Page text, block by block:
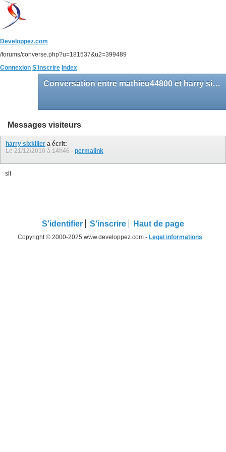
Developpez.com
/forums/converse.php?u=181537&u2=399489
Connexion S'inscrire Index
Conversation entre mathieu44800 et harry sixkiller
Messages visiteurs
harry sixkiller a écrit:
Le 21/12/2010 à 14h46 - permalink
slt
S'identifier S'inscrire Haut de page
Copyright © 2000-2025 www.developpez.com - Legal informations